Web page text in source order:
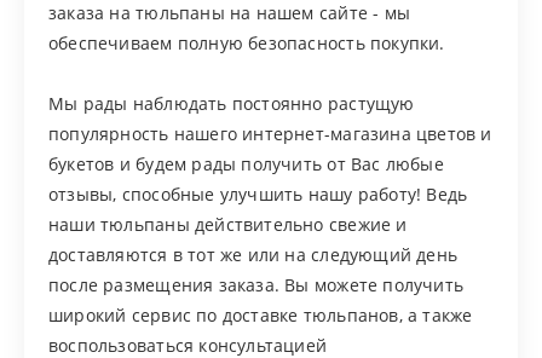
заказа на тюльпаны на нашем сайте - мы
обеспечиваем полную безопасность покупки.
Мы рады наблюдать постоянно растущую
популярность нашего интернет-магазина цветов и
букетов и будем рады получить от Вас любые
отзывы, способные улучшить нашу работу! Ведь
наши тюльпаны действительно свежие и
доставляются в тот же или на следующий день
после размещения заказа. Вы можете получить
широкий сервис по доставке тюльпанов, а также
воспользоваться консультацией